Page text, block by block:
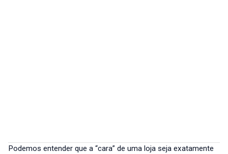
Podemos entender que a “cara” de uma loja seja exatamente